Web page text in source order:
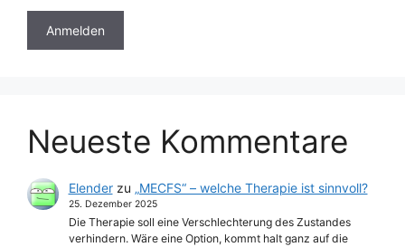
Neueste Kommentare
Elenderzu „MECFS“ – welche Therapie ist sinnvoll?
25. Dezember 2025
Die Therapie soll eine Verschlechterung des Zustandes
verhindern. Wäre eine Option, kommt halt ganz auf die